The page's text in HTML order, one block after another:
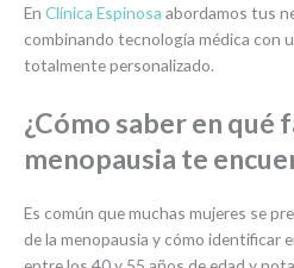
En Clínica Espinosa abordamos tus
combinando tecnología médica con
totalmente personalizado.
¿Cómo saber en qué
menopausia te
Es común que muchas mujeres se
de la menopausia y cómo identificar